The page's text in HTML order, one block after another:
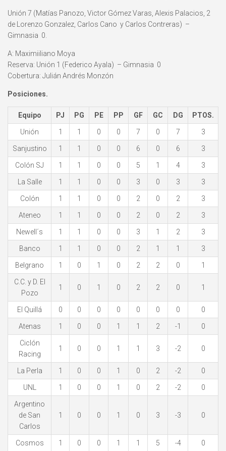
Unión 7 (Matías Panozo, Victor Gómez Varas, Alexis Palacios, 2
de Lorenzo Gonzalez, Carlos Cano y Carlos Contreras) –
Gimnasia 0.
A: Maximiiliano Moya
Reserva: Unión 1 (Federico Ayala) – Gimnasia 0
Cobertura: Julián Andrés Monzón
Posiciones.
Equipo PJ PG PE PP GF GC DG PTOS.
Unión 1 1 0 0 7 0 7 3
Sanjustino 1 1 0 0 6 0 6 3
Colón SJ 1 1 0 0 5 1 4 3
La Salle 1 1 0 0 3 0 3 3
Colón 1 1 0 0 2 0 2 3
Ateneo 1 1 0 0 2 0 2 3
Newell´s 1 1 0 0 3 1 2 3
Banco 1 1 0 0 2 1 1 3
Belgrano 1 0 1 0 2 2 0 1
C.C. y D. El
Pozo
1 0 1 0 2 2 0 1
El Quillá 0 0 0 0 0 0 0 0
Atenas 1 0 0 1 1 2 -1 0
Ciclón
Racing
1 0 0 1 1 3 -2 0
La Perla 1 0 0 1 0 2 -2 0
UNL 1 0 0 1 0 2 -2 0
Argentino
de San
Carlos
1 0 0 1 0 3 -3 0
Cosmos 1 0 0 1 1 5 -4 0